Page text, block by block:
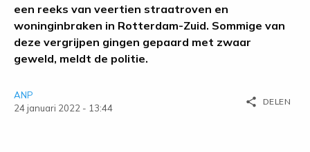
een reeks van veertien straatroven en
woninginbraken in Rotterdam-Zuid. Sommige van
deze vergrijpen gingen gepaard met zwaar
geweld, meldt de politie.
ANP
24 januari 2022 - 13:44
share DELEN